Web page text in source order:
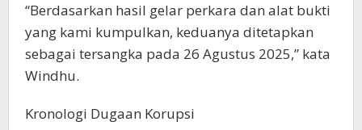
“Berdasarkan hasil gelar perkara dan alat bukti
yang kami kumpulkan, keduanya ditetapkan
sebagai tersangka pada 26 Agustus 2025,” kata
Windhu.
Kronologi Dugaan Korupsi